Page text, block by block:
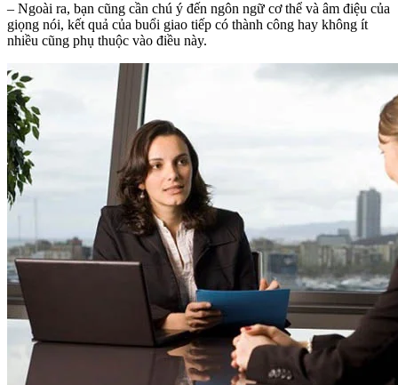
– Ngoài ra, bạn cũng cần chú ý đến ngôn ngữ cơ thể và âm điệu của
giọng nói, kết quả của buổi giao tiếp có thành công hay không ít
nhiều cũng phụ thuộc vào điều này.